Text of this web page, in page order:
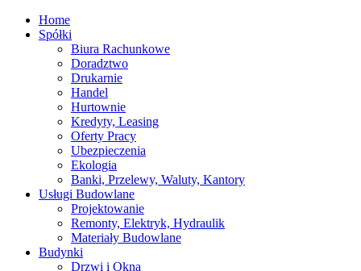
Home
Spółki
Biura Rachunkowe
Doradztwo
Drukarnie
Handel
Hurtownie
Kredyty, Leasing
Oferty Pracy
Ubezpieczenia
Ekologia
Banki, Przelewy, Waluty, Kantory
Usługi Budowlane
Projektowanie
Remonty, Elektryk, Hydraulik
Materiały Budowlane
Budynki
Drzwi i Okna